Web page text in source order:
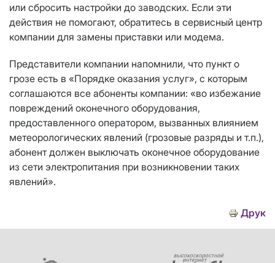
или сбросить настройки до заводских. Если эти
действия не помогают, обратитесь в сервисный центр
компании для замены приставки или модема.
Представители компании напомнили, что пункт о
грозе есть в «Порядке оказания услуг», с которым
соглашаются все абоненты компании: «во избежание
повреждений оконечного оборудования,
предоставленного оператором, вызванных влиянием
метеорологических явлений (грозовые разряды и т.п.),
абонент должен выключать оконечное оборудование
из сети электропитания при возникновении таких
явлений».
Друк